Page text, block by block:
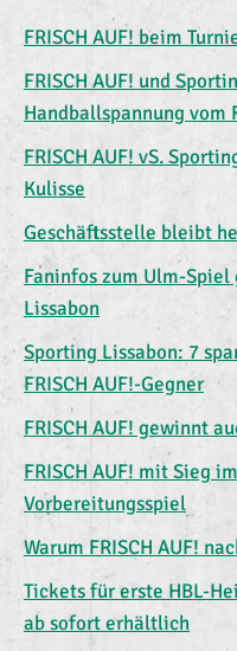
FRISCH AUF! beim
FRISCH AUF! und
Handballspannung vom
FRISCH AUF! vS.
Kulisse
Geschäftsstelle bleibt
Faninfos zum Ulm-Spiel
Lissabon
Sporting Lissabon: 7
FRISCH AUF!-Gegner
FRISCH AUF! gewinnt
FRISCH AUF! mit Sieg
Vorbereitungsspiel
Warum FRISCH AUF!
Tickets für erste HBL-
ab sofort erhältlich